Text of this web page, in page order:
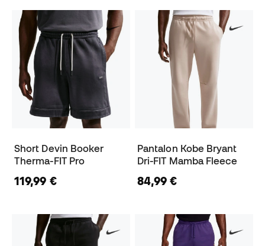
Short Devin Booker
Therma-FIT Pro
119,99 €
Pantalon Kobe Bryant
Dri-FIT Mamba Fleece
84,99 €